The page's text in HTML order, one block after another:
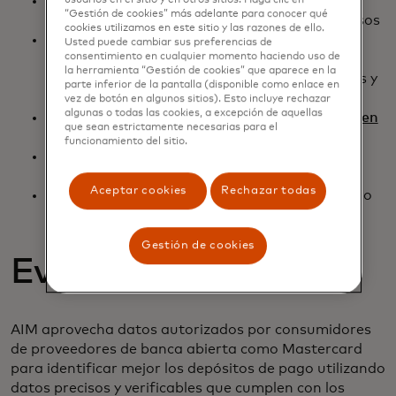
prestatario/automatizar los cálculos de ingresos
Reduce las frustraciones causadas por las
entregas en papel y la solicitud de
documentación para verificar activos, ingresos y
empleo
Eliminar la subjetividad ylos errores manuales en
el procesamiento y la evaluación
fraudulenta
Aumenta las recomendaciones proporcionando
una mejor experiencia para los prestatarios
Evaluación eficiente
AIM aprovecha datos autorizados por consumidores
de proveedores de banca abierta como Mastercard
para identificar mejor los depósitos de pago utilizando
datos precisos y verificables que cumplen con los
“Gestión de cookies” más adelante para conocer qué
cookies utilizamos en este sitio y las razones de ello.
Usted puede cambiar sus preferencias de
consentimiento en cualquier momento haciendo uso de
la herramienta “Gestión de cookies” que aparece en la
parte inferior de la pantalla (disponible como enlace en
vez de botón en algunos sitios). Esto incluye rechazar
algunas o todas las cookies, a excepción de aquellas
que sean estrictamente necesarias para el
funcionamiento del sitio.
Aceptar cookies Rechazar todas
Gestión de cookies